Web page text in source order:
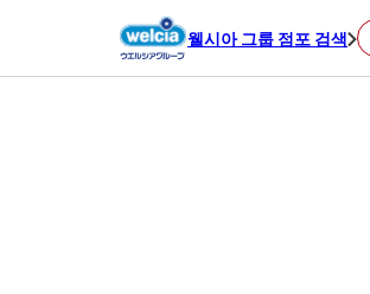
웰시아 그룹 점포 검색